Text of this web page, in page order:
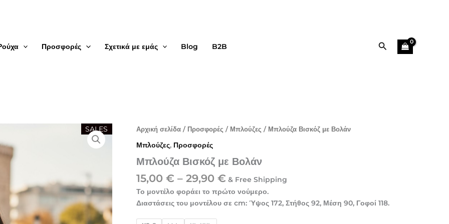
Προσφορές Σχετικά με εμάς Blog B2B Αναζήτηση
SALES Αρχική σελίδα / Προσφορές / Μπλούζες / Μπλούζα Βισκόζ με Βολάν
Μπλούζες, Προσφορές
Μπλούζα Βισκόζ με Βολάν
15,00 € – 29,90 €
Price
through
29,90 €
& Free Shipping
Το μοντέλο φοράει το πρώτο νούμερο.
Διαστάσεις του μοντέλου σε cm: Ύψος 172, Στήθος 92, Μέση 90, Γοφοί 118.
Μπλούζα
με
Βολάν
ποσότητα